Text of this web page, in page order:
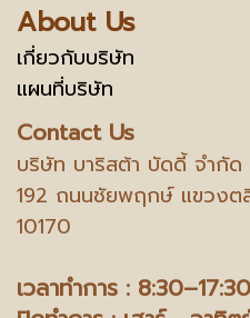
About Us
เกี่ยวกับบริษัท
แผนที่บริษัท
Contact Us
บริษัท บาริสต้า บัดดี้ จำกัด
192 ถนนชัยพฤกษ์ แขวงต
10170
เวลาทำการ :